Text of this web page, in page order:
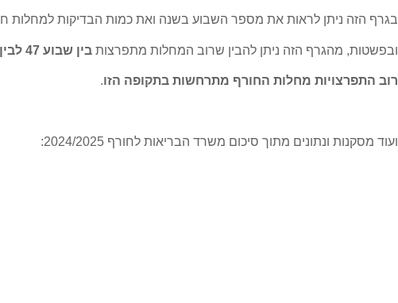
בגרף הזה ניתן לראות את מספר השבוע בשנה ואת כמות הבדיקות למחלות
ובפשטות, מהגרף הזה ניתן להבין שרוב המחלות מתפרצות בין שבוע 47 לבין שבוע 4
רוב התפרצויות מחלות החורף מתרחשות בתקופה הזו.
ועוד מסקנות ונתונים מתוך סיכום משרד הבריאות לחורף 2024/2025: